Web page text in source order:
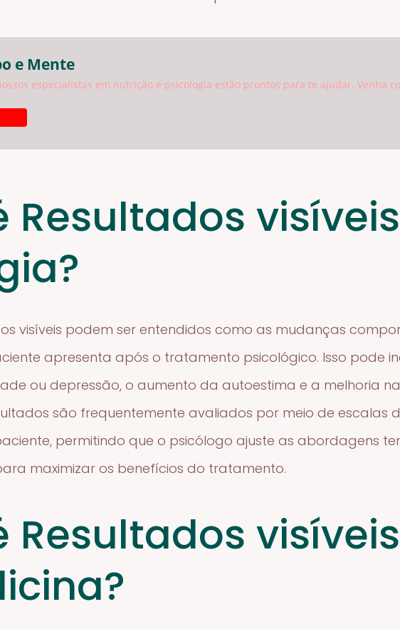
e Mente
especialistas em nutrição e psicologia estão prontos para te ajudar. Venha
Resultados
visíveis podem ser entendidos como as mudanças
apresenta após o tratamento psicológico. Isso pode
ou depressão, o aumento da autoestima e a melhoria
são frequentemente avaliados por meio de escalas
permitindo que o psicólogo ajuste as abordagens
maximizar os benefícios do tratamento.
Resultados